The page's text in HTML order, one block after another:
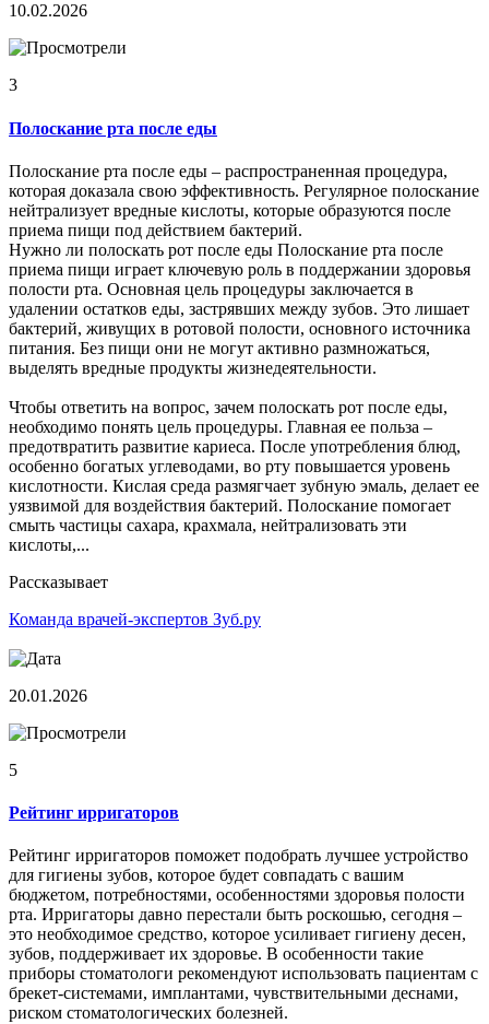
10.02.2026
3
Полоскание рта после еды
Полоскание рта после еды – распространенная процедура,
которая доказала свою эффективность. Регулярное полоскание
нейтрализует вредные кислоты, которые образуются после
приема пищи под действием бактерий.
Нужно ли полоскать рот после еды Полоскание рта после
приема пищи играет ключевую роль в поддержании здоровья
полости рта. Основная цель процедуры заключается в
удалении остатков еды, застрявших между зубов. Это лишает
бактерий, живущих в ротовой полости, основного источника
питания. Без пищи они не могут активно размножаться,
выделять вредные продукты жизнедеятельности.
Чтобы ответить на вопрос, зачем полоскать рот после еды,
необходимо понять цель процедуры. Главная ее польза –
предотвратить развитие кариеса. После употребления блюд,
особенно богатых углеводами, во рту повышается уровень
кислотности. Кислая среда размягчает зубную эмаль, делает ее
уязвимой для воздействия бактерий. Полоскание помогает
смыть частицы сахара, крахмала, нейтрализовать эти
кислоты,...
Рассказывает
Команда врачей-экспертов Зуб.ру
20.01.2026
5
Рейтинг ирригаторов
Рейтинг ирригаторов поможет подобрать лучшее устройство
для гигиены зубов, которое будет совпадать с вашим
бюджетом, потребностями, особенностями здоровья полости
рта. Ирригаторы давно перестали быть роскошью, сегодня –
это необходимое средство, которое усиливает гигиену десен,
зубов, поддерживает их здоровье. В особенности такие
приборы стоматологи рекомендуют использовать пациентам с
брекет-системами, имплантами, чувствительными деснами,
риском стоматологических болезней.